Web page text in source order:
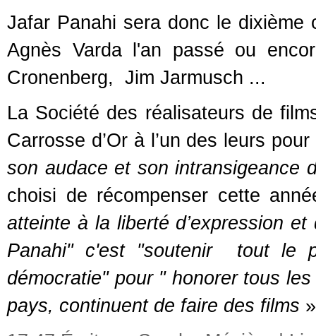
Jafar Panahi sera donc le
Agnès Varda l'an passé ou
Cronenberg, Jim Jarmusch ...
La Société des réalisateurs de
Carrosse d’Or à l’un des leurs
son audace et son intransigeance
choisi de récompenser cette
atteinte à la liberté d’expression et
Panahi" c'est "soutenir tout le
démocratie" pour " honorer tous
pays, continuent de faire des films